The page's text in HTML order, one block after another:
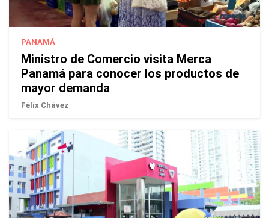
PANAMÁ
Ministro de Comercio visita Merca
Panamá para conocer los productos de
mayor demanda
Félix Chávez